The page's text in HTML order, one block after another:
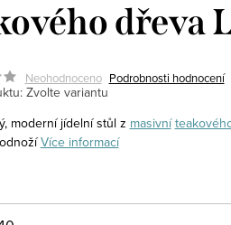
dřeva
Neohodnoceno Podrobnosti hodnocení
Zvolte variantu
moderní jídelní stůl z masivní
Více informací